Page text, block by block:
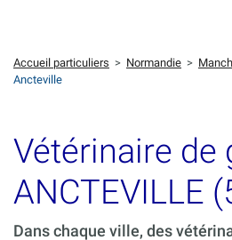
Accueil particuliers > Normandie >
Ancteville
Vétérinaire de
ANCTEVILLE
Dans chaque ville, des